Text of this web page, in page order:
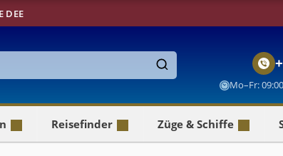
DEE
Finden Mo–Fr:
Reisefinder Züge & Schiffe